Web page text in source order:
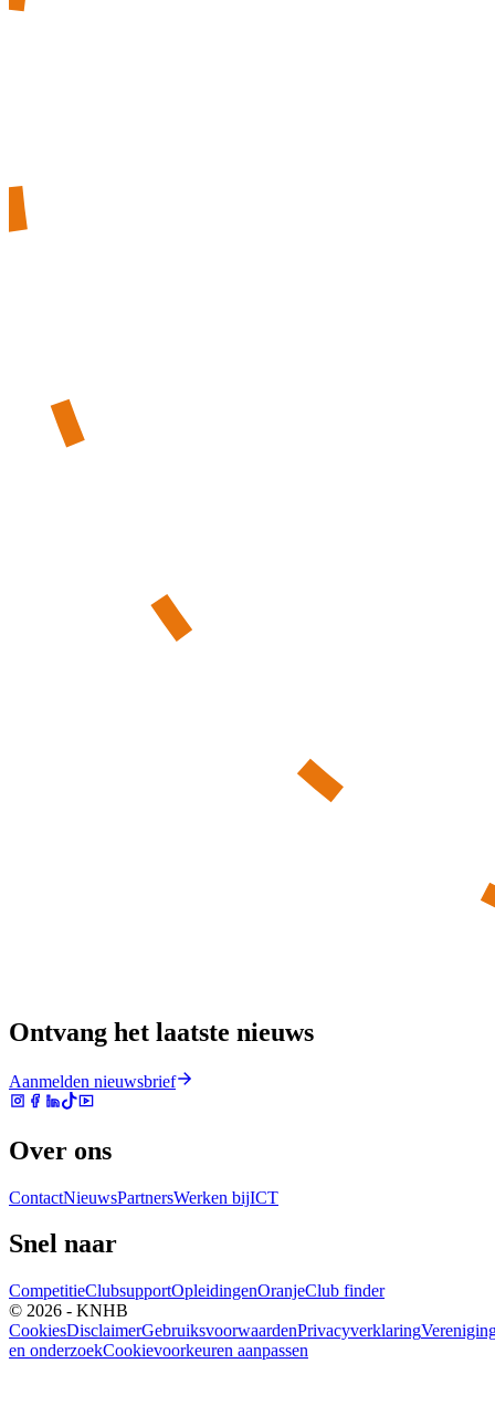
Ontvang het laatste nieuws
Aanmelden nieuwsbrief
Over ons
ContactNieuwsPartnersWerken bijICT
Snel naar
CompetitieClubsupportOpleidingenOranjeClub finder
© 2026 - KNHB
CookiesDisclaimerGebruiksvoorwaardenPrivacyverklaring
en onderzoekCookievoorkeuren aanpassen